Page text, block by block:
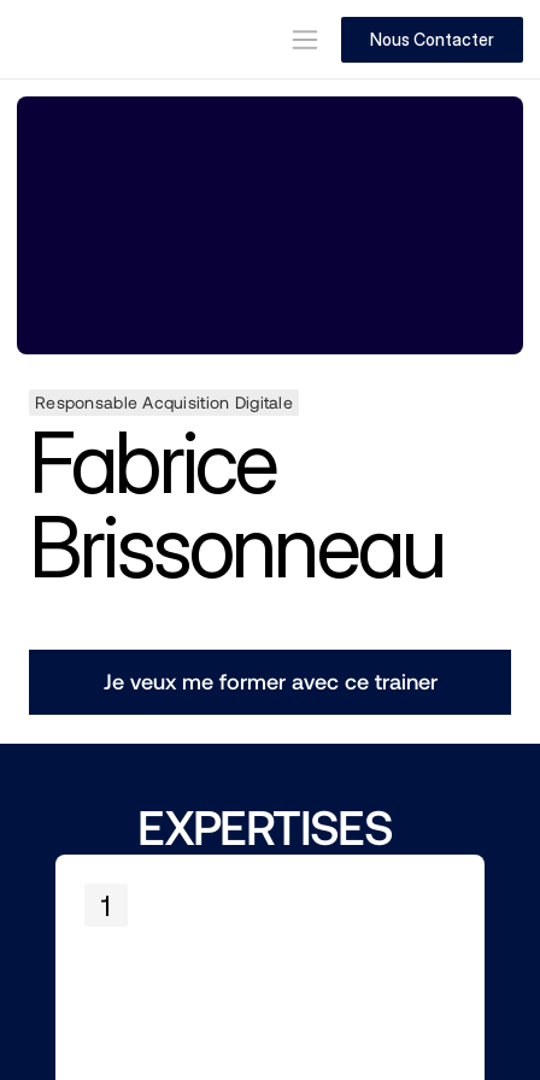
Nous Contacter
Responsable Acquisition Digitale
Fabrice
Brissonneau
Je veux me former avec ce trainer
EXPERTISES
1